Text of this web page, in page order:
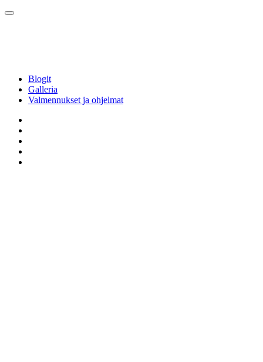
Blogit
Galleria
Valmennukset ja ohjelmat